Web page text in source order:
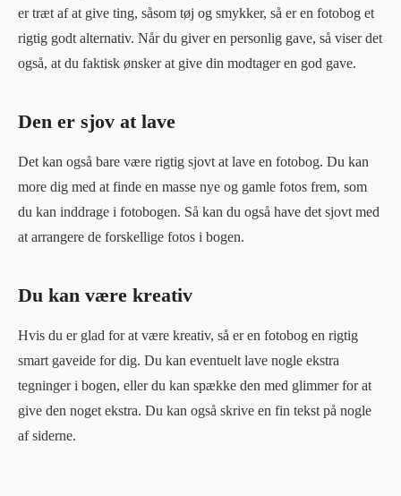
er træt af at give ting, såsom tøj og smykker, så er en fotobog et
rigtig godt alternativ. Når du giver en personlig gave, så viser det
også, at du faktisk ønsker at give din modtager en god gave.
Den er sjov at lave
Det kan også bare være rigtig sjovt at lave en fotobog. Du kan
more dig med at finde en masse nye og gamle fotos frem, som
du kan inddrage i fotobogen. Så kan du også have det sjovt med
at arrangere de forskellige fotos i bogen.
Du kan være kreativ
Hvis du er glad for at være kreativ, så er en fotobog en rigtig
smart gaveide for dig. Du kan eventuelt lave nogle ekstra
tegninger i bogen, eller du kan spække den med glimmer for at
give den noget ekstra. Du kan også skrive en fin tekst på nogle
af siderne.